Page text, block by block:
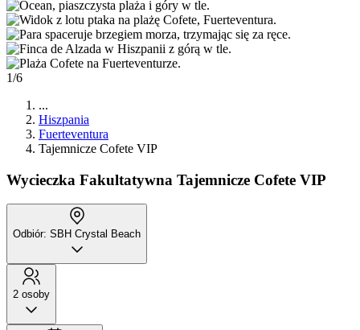
1/6
...
Hiszpania
Fuerteventura
Tajemnicze Cofete VIP
Wycieczka Fakultatywna Tajemnicze Cofete VIP
Odbiór: SBH Crystal Beach
2 osoby